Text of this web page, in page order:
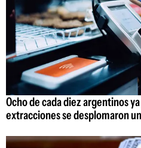
Ocho de cada diez argentinos
extracciones se desplomaron